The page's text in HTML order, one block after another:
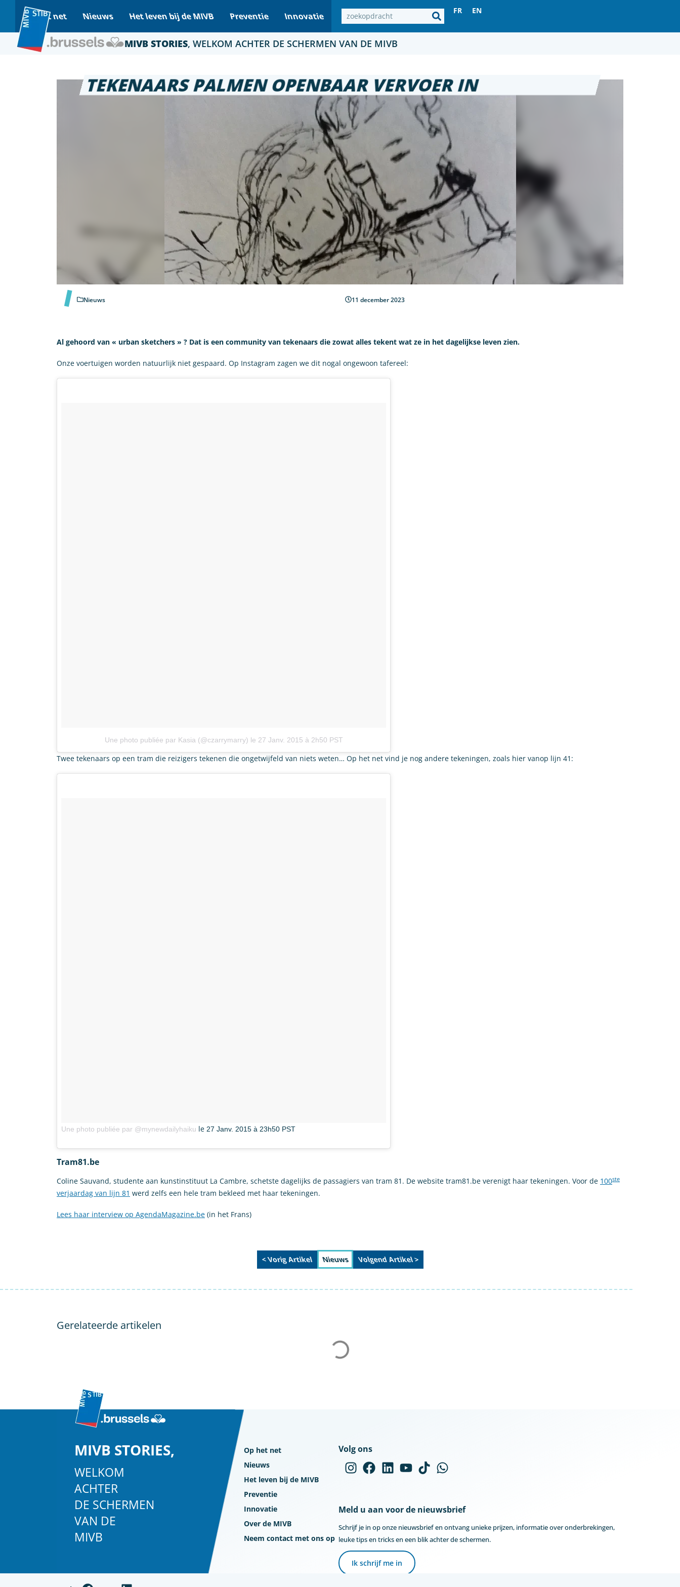
Op het net Nieuws Het leven bij de MIVB Preventie Innovatie
FR EN
MIVB STORIES, WELKOM ACHTER DE SCHERMEN VAN DE MIVB
TEKENAARS PALMEN OPENBAAR VERVOER IN
Nieuws 11 december 2023
Al gehoord van « urban sketchers » ? Dat is een community van tekenaars die zowat alles tekent wat ze in het dagelijkse leven zien.
Onze voertuigen worden natuurlijk niet gespaard. Op Instagram zagen we dit nogal ongewoon tafereel:
Une photo publiée par Kasia (@czarrymarry) le 27 Janv. 2015 à 2h50 PST
Twee tekenaars op een tram die reizigers tekenen die ongetwijfeld van niets weten… Op het net vind je nog andere tekeningen, zoals hier vanop lijn 41:
Une photo publiée par @mynewdailyhaiku le 27 Janv. 2015 à 23h50 PST
Tram81.be
Coline Sauvand, studente aan kunstinstituut La Cambre, schetste dagelijks de passagiers van tram 81. De website tram81.be verenigt haar tekeningen. Voor de 100ste
verjaardag van lijn 81 werd zelfs een hele tram bekleed met haar tekeningen.
Lees haar interview op AgendaMagazine.be (in het Frans)
< Vorig Artikel Nieuws Volgend Artikel >
Gerelateerde artikelen
MIVB STORIES,
WELKOM
ACHTER
DE SCHERMEN
VAN DE
MIVB
Op het net
Nieuws
Het leven bij de MIVB
Preventie
Innovatie
Over de MIVB
Neem contact met ons op
Volg ons
Meld u aan voor de nieuwsbrief
Schrijf je in op onze nieuwsbrief en ontvang unieke prijzen, informatie over onderbrekingen,
leuke tips en tricks en een blik achter de schermen.
Ik schrijf me in